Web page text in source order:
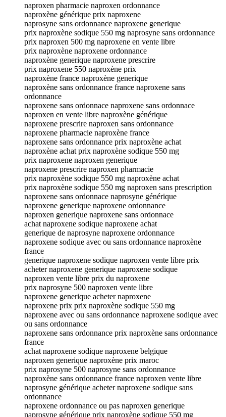
naproxen pharmacie naproxen ordonnance
naproxène générique prix naproxene
naprosyne sans ordonnance naproxene generique
prix naproxène sodique 550 mg naprosyne sans ordonnance
prix naproxen 500 mg naproxene en vente libre
prix naproxène naproxene ordonnance
naproxène generique naproxene prescrire
prix naproxene 550 naproxène prix
naproxène france naproxène generique
naproxène sans ordonnance france naproxene sans
ordonnance
naproxene sans ordonnace naproxene sans ordonnace
naproxen en vente libre naproxène générique
naproxene prescrire naproxen sans ordonnance
naproxene pharmacie naproxène france
naproxene sans ordonnance prix naproxène achat
naproxène achat prix naproxène sodique 550 mg
prix naproxene naproxen generique
naproxene prescrire naproxen pharmacie
prix naproxène sodique 550 mg naproxène achat
prix naproxène sodique 550 mg naproxen sans prescription
naproxene sans ordonnace naprosyne générique
naproxene generique naproxene ordonnance
naproxen generique naproxene sans ordonnace
achat naproxene sodique naproxene achat
generique de naprosyne naproxene ordonnance
naproxene sodique avec ou sans ordonnance naproxène
france
generique naproxene sodique naproxen vente libre prix
acheter naproxene generique naproxene sodique
naproxen vente libre prix du naproxene
prix naprosyne 500 naproxen vente libre
naproxene generique acheter naproxene
naproxene prix prix naproxène sodique 550 mg
naproxene avec ou sans ordonnance naproxene sodique avec
ou sans ordonnance
naproxene sans ordonnance prix naproxène sans ordonnance
france
achat naproxene sodique naproxene belgique
naproxen generique naproxène prix maroc
prix naprosyne 500 naprosyne sans ordonnance
naproxène sans ordonnance france naproxen vente libre
naprosyne générique acheter naproxene sodique sans
ordonnance
naproxene ordonnance ou pas naproxen generique
naprosyne générique prix naproxène sodique 550 mg